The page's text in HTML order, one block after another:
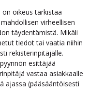
on oikeus tarkistaa
virheellisen
täydentämistä. Mikäli
tiedot tai vaatia niihin
rekisterinpitäjälle.
esittäjää
vastaa asiakkaalle
ajassa (pääsääntöisesti